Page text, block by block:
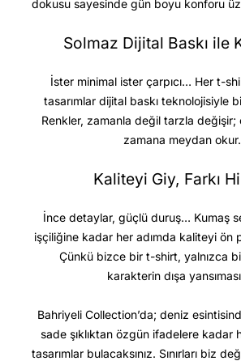
dokusu sayesinde gün boyu konforu
Solmaz Dijital Baskı ile
İster minimal ister çarpıcı… Her t-
tasarımlar dijital baskı teknolojisiyle
Renkler, zamanla değil tarzla değişir;
zamana meydan okur.
Kaliteyi Giy, Farkı
İnce detaylar, güçlü duruş… Kumaş
işçiliğine kadar her adımda kaliteyi ön
Çünkü bizce bir t-shirt, yalnızca
karakterin dışa
Bahriyeli Collection’da; deniz
sade şıklıktan özgün ifadelere kadar
tasarımlar bulacaksınız. Sınırları biz